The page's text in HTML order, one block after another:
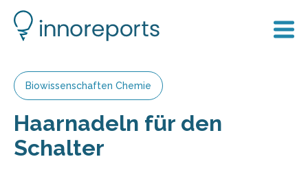
Biowissenschaften Chemie
Haarnadeln für den
Schalter